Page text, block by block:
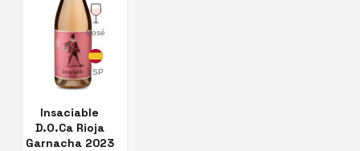
Rosé
Insaciable
D.O.Ca Rioja
Garnacha 2023